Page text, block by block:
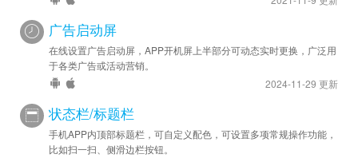
广告启动屏
在线设置广告启动屏，APP开机屏上半部分可动态实时更换，广泛用
于各类广告或活动营销。
2024-11-29 更新
状态栏/标题栏
手机APP内顶部标题栏，可自定义配色，可设置多项常规操作功能，
比如扫一扫、侧滑边栏按钮。